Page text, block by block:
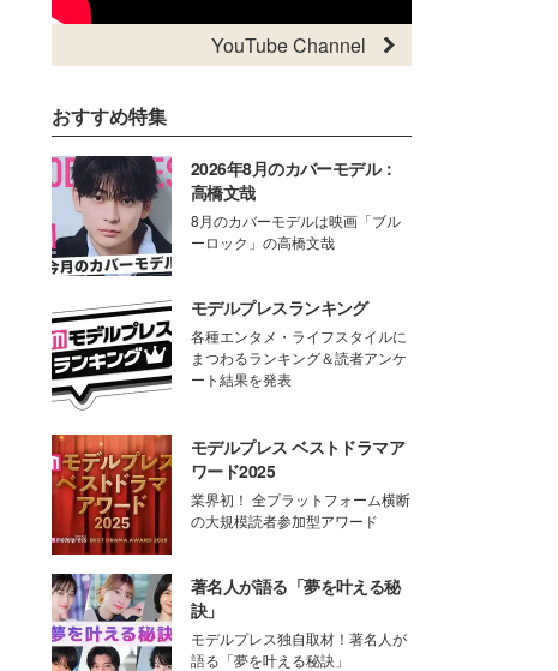
YouTube Channel
おすすめ特集
2026年8月のカバーモデル：
高橋文哉
8月のカバーモデルは映画「ブル
ーロック」の高橋文哉
モデルプレスランキング
各種エンタメ・ライフスタイルに
まつわるランキング＆読者アンケ
ート結果を発表
モデルプレス ベストドラマア
ワード2025
業界初！ 全プラットフォーム横断
の大規模読者参加型アワード
著名人が語る「夢を叶える秘
訣」
モデルプレス独自取材！著名人が
語る「夢を叶える秘訣」